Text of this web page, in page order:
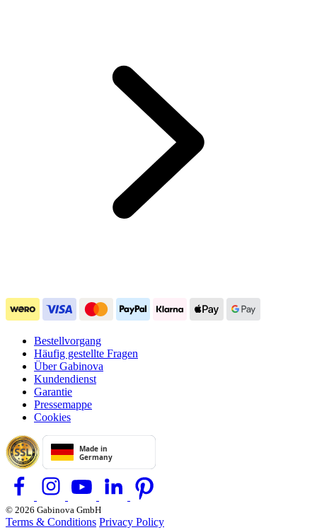
Bestellvorgang
Häufig gestellte Fragen
Über Gabinova
Kundendienst
Garantie
Pressemappe
Cookies
© 2026 Gabinova GmbH
Terms & Conditions Privacy Policy